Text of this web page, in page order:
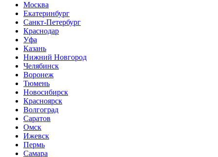
Москва
Екатеринбург
Санкт-Петербург
Краснодар
Уфа
Казань
Нижний Новгород
Челябинск
Воронеж
Тюмень
Новосибирск
Красноярск
Волгоград
Саратов
Омск
Ижевск
Пермь
Самара